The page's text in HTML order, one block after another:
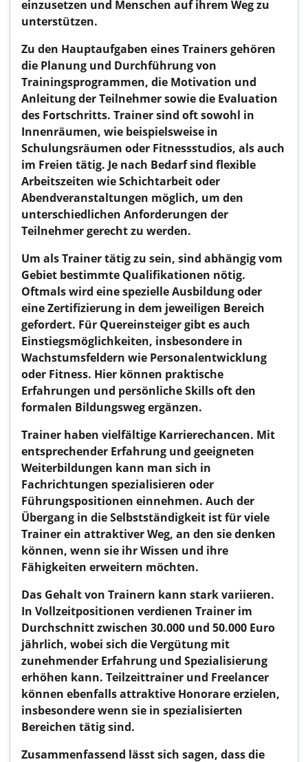
einzusetzen und Menschen auf ihrem Weg zu
unterstützen.
Zu den Hauptaufgaben eines Trainers gehören
die Planung und Durchführung von
Trainingsprogrammen, die Motivation und
Anleitung der Teilnehmer sowie die Evaluation
des Fortschritts. Trainer sind oft sowohl in
Innenräumen, wie beispielsweise in
Schulungsräumen oder Fitnessstudios, als auch
im Freien tätig. Je nach Bedarf sind flexible
Arbeitszeiten wie Schichtarbeit oder
Abendveranstaltungen möglich, um den
unterschiedlichen Anforderungen der
Teilnehmer gerecht zu werden.
Um als Trainer tätig zu sein, sind abhängig vom
Gebiet bestimmte Qualifikationen nötig.
Oftmals wird eine spezielle Ausbildung oder
eine Zertifizierung in dem jeweiligen Bereich
gefordert. Für Quereinsteiger gibt es auch
Einstiegsmöglichkeiten, insbesondere in
Wachstumsfeldern wie Personalentwicklung
oder Fitness. Hier können praktische
Erfahrungen und persönliche Skills oft den
formalen Bildungsweg ergänzen.
Trainer haben vielfältige Karrierechancen. Mit
entsprechender Erfahrung und geeigneten
Weiterbildungen kann man sich in
Fachrichtungen spezialisieren oder
Führungspositionen einnehmen. Auch der
Übergang in die Selbstständigkeit ist für viele
Trainer ein attraktiver Weg, an den sie denken
können, wenn sie ihr Wissen und ihre
Fähigkeiten erweitern möchten.
Das Gehalt von Trainern kann stark variieren.
In Vollzeitpositionen verdienen Trainer im
Durchschnitt zwischen 30.000 und 50.000 Euro
jährlich, wobei sich die Vergütung mit
zunehmender Erfahrung und Spezialisierung
erhöhen kann. Teilzeittrainer und Freelancer
können ebenfalls attraktive Honorare erzielen,
insbesondere wenn sie in spezialisierten
Bereichen tätig sind.
Zusammenfassend lässt sich sagen, dass die